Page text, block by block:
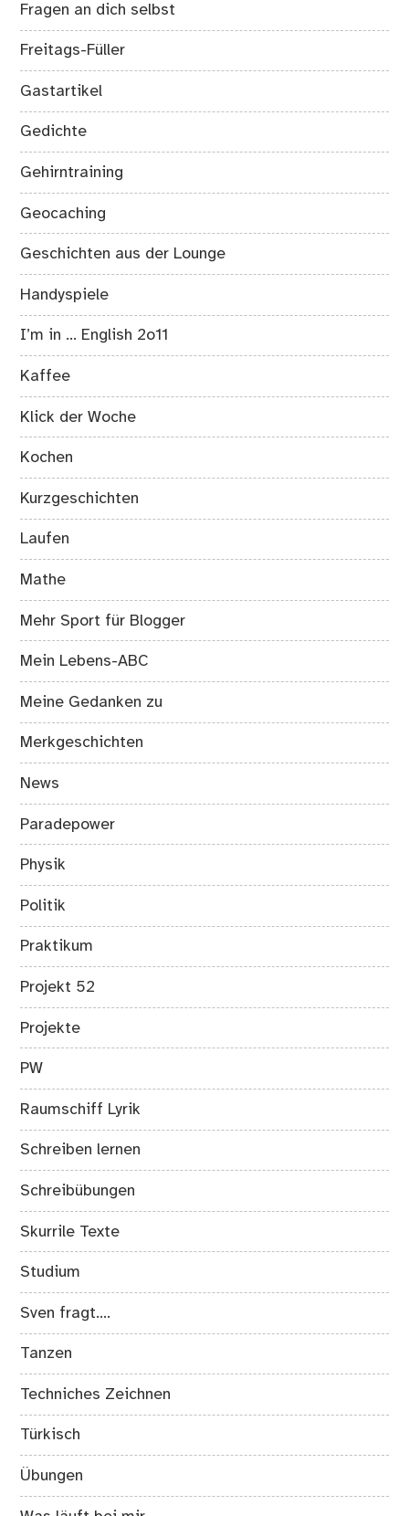
Fragen an dich selbst
Freitags-Füller
Gastartikel
Gedichte
Gehirntraining
Geocaching
Geschichten aus der Lounge
Handyspiele
I’m in … English 2o11
Kaffee
Klick der Woche
Kochen
Kurzgeschichten
Laufen
Mathe
Mehr Sport für Blogger
Mein Lebens-ABC
Meine Gedanken zu
Merkgeschichten
News
Paradepower
Physik
Politik
Praktikum
Projekt 52
Projekte
PW
Raumschiff Lyrik
Schreiben lernen
Schreibübungen
Skurrile Texte
Studium
Sven fragt….
Tanzen
Techniches Zeichnen
Türkisch
Übungen